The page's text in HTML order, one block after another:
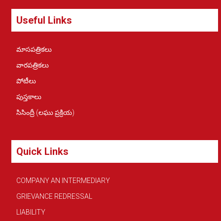
Useful Links
మాసపత్రికలు
వారపత్రికలు
పోటీలు
పుస్తకాలు
సిసింద్రీ (లఘు ప్రక్రియ)
Quick Links
COMPANY AN INTERMEDIARY
GRIEVANCE REDRESSAL
LIABILITY